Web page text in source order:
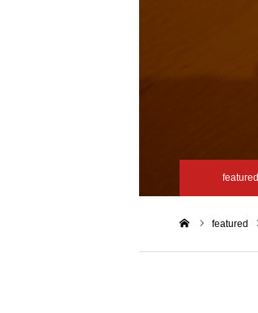
featured
featured